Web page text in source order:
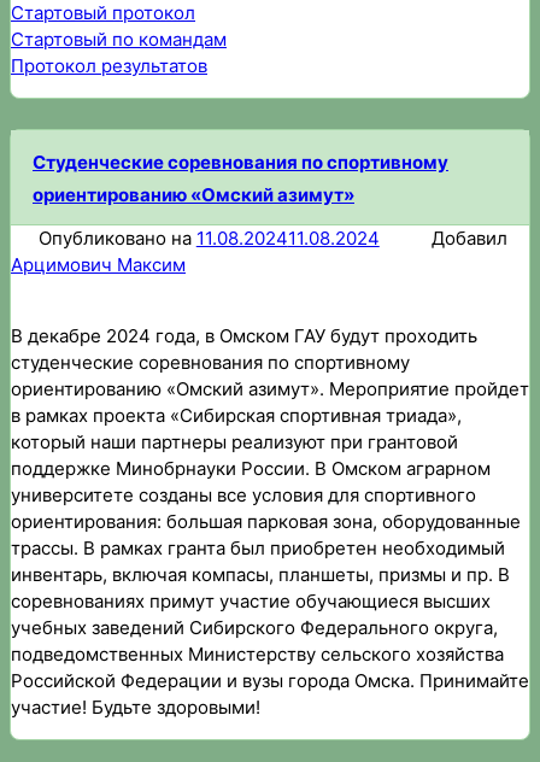
Стартовый протокол
Стартовый по командам
Протокол результатов
Студенческие соревнования по спортивному
ориентированию «Омский азимут»
Опубликовано на 11.08.202411.08.2024
Добавил
Арцимович Максим
В декабре 2024 года, в Омском ГАУ будут проходить
студенческие соревнования по спортивному
ориентированию «Омский азимут». Мероприятие пройдет
в рамках проекта «Сибирская спортивная триада»,
который наши партнеры реализуют при грантовой
поддержке Минобрнауки России. В Омском аграрном
университете созданы все условия для спортивного
ориентирования: большая парковая зона, оборудованные
трассы. В рамках гранта был приобретен необходимый
инвентарь, включая компасы, планшеты, призмы и пр. В
соревнованиях примут участие обучающиеся высших
учебных заведений Сибирского Федерального округа,
подведомственных Министерству сельского хозяйства
Российской Федерации и вузы города Омска. Принимайте
участие! Будьте здоровыми!